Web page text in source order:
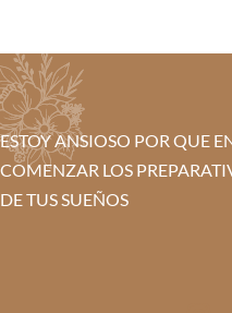
ESTOY ANSIOSO POR QUE
COMENZAR LOS
DE TUS SUEÑOS